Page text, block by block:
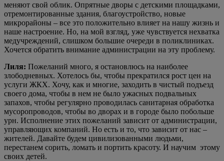
меняют свой облик. Опрятные дворы с детскими площадками,
отремонтированные здания, благоустройство, новые
микрорайоны – все это положительно влияет на нашу жизнь и
наше настроение. Но, на мой взгляд, уже чувствуется нехватка
медучреждений, слишком большие очереди в поликлиниках.
Хочется обратить внимание администрации на эту проблему.
Лиля: Пожеланий много, я остановлюсь на наиболее
злободневных. Хотелось бы, чтобы прекратился рост цен на
услуги ЖКХ. Хочу, как и многие, заходить в чистый подъезд
своего дома, чтобы в нем не было ужасных подвальных
запахов, чтобы регулярно проводилась санитарная обработка
мусоропроводов, чтобы во дворах и в городе было побольше
урн. Исполнение этих пожеланий зависит от администрации,
управляющих компаний. Но есть и то, что зависит от нас –
жителей. Давайте будем цивилизованными людьми,
перестанем сорить, ломать и портить красоту. И научим этому
своих детей.